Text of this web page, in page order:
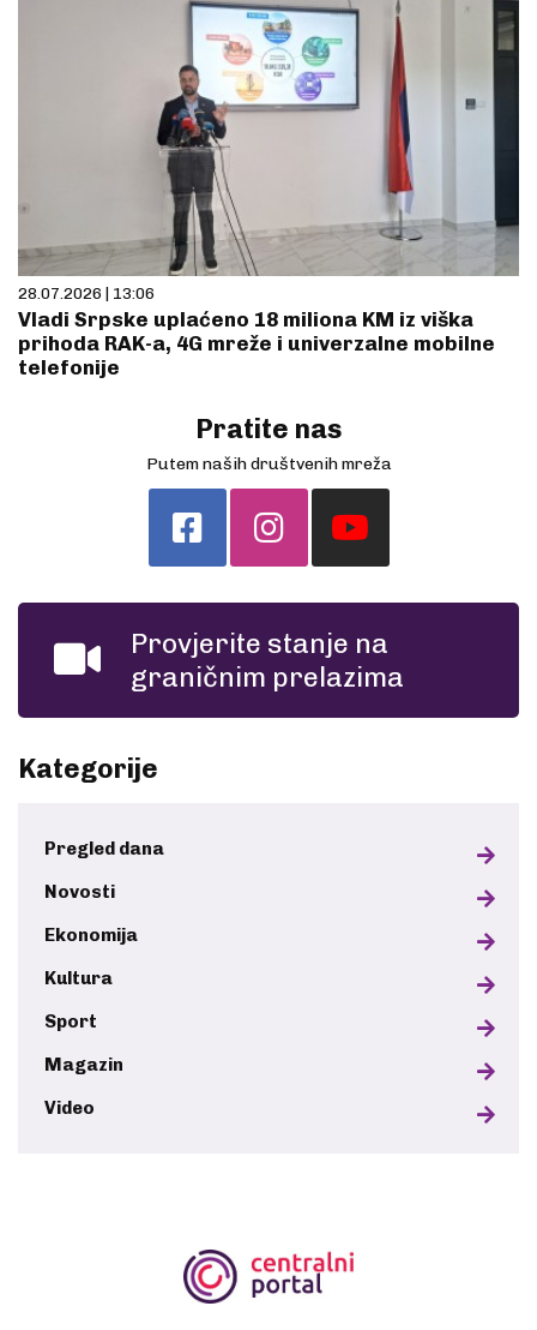
28.07.2026 | 13:06
Vladi Srpske uplaćeno 18 miliona KM iz viška
prihoda RAK-a, 4G mreže i univerzalne mobilne
telefonije
Pratite nas
Putem naših društvenih mreža
Provjerite stanje na
graničnim prelazima
Kategorije
Pregled dana
Novosti
Ekonomija
Kultura
Sport
Magazin
Video